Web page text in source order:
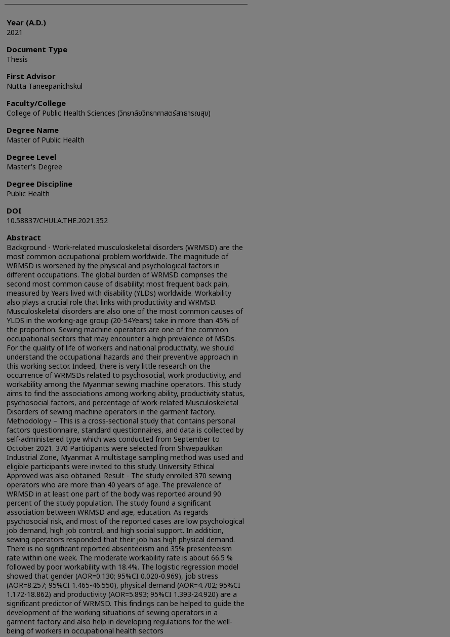
Year (A.D.)
2021
Document Type
Thesis
First Advisor
Nutta Taneepanichskul
Faculty/College
College of Public Health Sciences (วิทยาลัยวิทยาศาสตร์สาธารณสุข)
Degree Name
Master of Public Health
Degree Level
Master's Degree
Degree Discipline
Public Health
DOI
10.58837/CHULA.THE.2021.352
Abstract
Background - Work-related musculoskeletal disorders (WRMSD) are the
most common occupational problem worldwide. The magnitude of
WRMSD is worsened by the physical and psychological factors in
different occupations. The global burden of WRMSD comprises the
second most common cause of disability; most frequent back pain,
measured by Years lived with disability (YLDs) worldwide. Workability
also plays a crucial role that links with productivity and WRMSD.
Musculoskeletal disorders are also one of the most common causes of
YLDS in the working-age group (20-54Years) take in more than 45% of
the proportion. Sewing machine operators are one of the common
occupational sectors that may encounter a high prevalence of MSDs.
For the quality of life of workers and national productivity, we should
understand the occupational hazards and their preventive approach in
this working sector. Indeed, there is very little research on the
occurrence of WRMSDs related to psychosocial, work productivity, and
workability among the Myanmar sewing machine operators. This study
aims to find the associations among working ability, productivity status,
psychosocial factors, and percentage of work-related Musculoskeletal
Disorders of sewing machine operators in the garment factory.
Methodology – This is a cross-sectional study that contains personal
factors questionnaire, standard questionnaires, and data is collected by
self-administered type which was conducted from September to
October 2021. 370 Participants were selected from Shwepaukkan
Industrial Zone, Myanmar. A multistage sampling method was used and
eligible participants were invited to this study. University Ethical
Approved was also obtained. Result - The study enrolled 370 sewing
operators who are more than 40 years of age. The prevalence of
WRMSD in at least one part of the body was reported around 90
percent of the study population. The study found a significant
association between WRMSD and age, education. As regards
psychosocial risk, and most of the reported cases are low psychological
job demand, high job control, and high social support. In addition,
sewing operators responded that their job has high physical demand.
There is no significant reported absenteeism and 35% presenteeism
rate within one week. The moderate workability rate is about 66.5 %
followed by poor workability with 18.4%. The logistic regression model
showed that gender (AOR=0.130; 95%CI 0.020-0.969), job stress
(AOR=8.257; 95%CI 1.465-46.550), physical demand (AOR=4.702; 95%CI
1.172-18.862) and productivity (AOR=5.893; 95%CI 1.393-24.920) are a
significant predictor of WRMSD. This findings can be helped to guide the
development of the working situations of sewing operators in a
garment factory and also help in developing regulations for the well-
being of workers in occupational health sectors